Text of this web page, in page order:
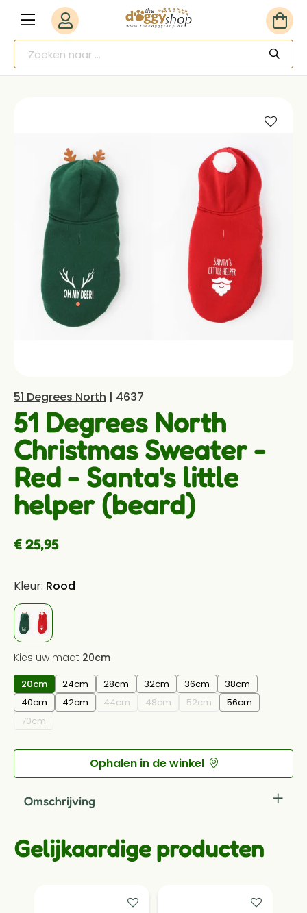
51 Degrees North | 4637
51 Degrees North
Christmas Sweater -
Red - Santa's little
helper (beard)
€ 25,95
Kleur: Rood
Kies uw maat 20cm
20cm 24cm 28cm 32cm 36cm
38cm
40cm
42cm 44cm 48cm 52cm
56cm
70cm
Ophalen in de winkel
Omschrijving
51 Degrees North Christmas Sweater - Red - Santa's
little helper (beard)
Gelijkaardige producten